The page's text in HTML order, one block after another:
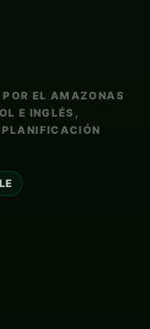
EL AMAZONAS
E INGLÉS,